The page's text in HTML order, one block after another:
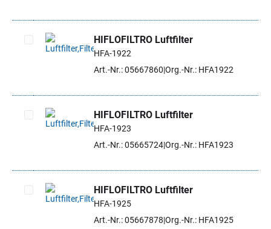
Artikel auswählen
HIFLOFILTRO Luftfilter
HFA-1922
Art.-Nr.: 05667860 Org.-Nr.: HFA1922
Artikel auswählen
HIFLOFILTRO Luftfilter
HFA-1923
Art.-Nr.: 05665724Org.-Nr.: HFA1923
Artikel auswählen
HIFLOFILTRO Luftfilter
HFA-1925
Art.-Nr.: 05667878 Org.-Nr.: HFA1925